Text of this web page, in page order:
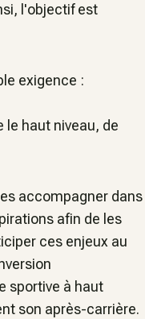
l'objectif est
exigence :
le haut niveau, de
moment.
accompagner dans
afin de les
ces enjeux au
sportive à haut
son après-carrière.